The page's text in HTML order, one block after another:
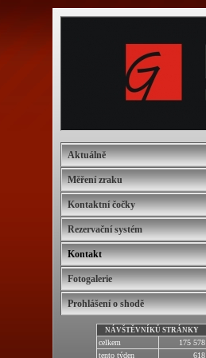
Aktuálně
Měření zraku
Kontaktní čočky
Rezervační systém
Kontakt
Fotogalerie
Prohlášení o shodě
NÁVŠTĚVNÍKŮ STRÁNKY
celkem
175 578
tento týden
618